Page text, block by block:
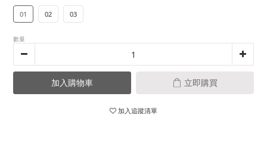
01 02 03
數量
加入購物車 立即購買
加入追蹤清單